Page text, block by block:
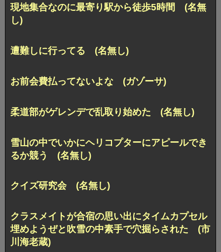
現地集合なのに最寄り駅から徒歩5時間 (名無
し)
遭難しに行ってる (名無し)
お前会費払ってないよな (ガゾーサ)
柔道部がゲレンデで乱取り始めた (名無し)
雪山の中でいかにヘリコプターにアピールでき
るか競う (名無し)
クイズ研究会 (名無し)
クラスメイトが合宿の思い出にタイムカプセル
埋めようぜと吹雪の中素手で穴掘らされた (市
川海老蔵)